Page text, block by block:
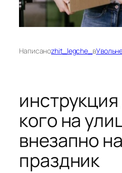
Написаноzhit_legche_ в
кого на
внезапно
праздник